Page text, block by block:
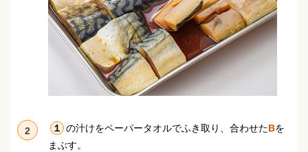
2 １ の汁けをペーパータオルでふき取り、合わせたBを
まぶす。